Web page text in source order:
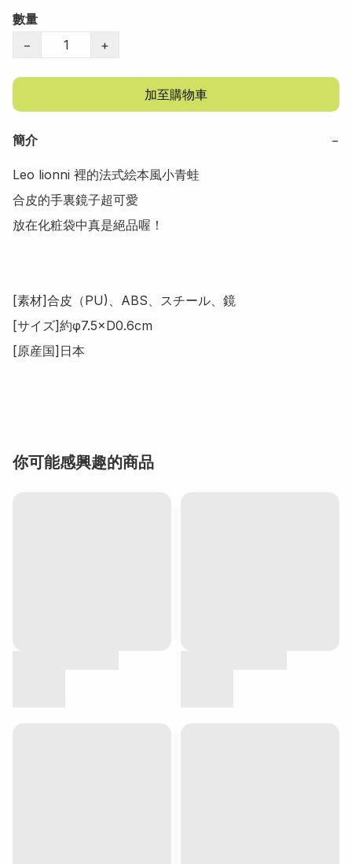
數量
−
+
加至購物車
簡介 −
Leo lionni 裡的法式絵本風小青蛙
合皮的手裏鏡子超可愛
放在化粧袋中真是絕品喔！
[素材]合皮（PU)、ABS、スチール、鏡
[サイズ]約φ7.5×D0.6cm
[原産国]日本
你可能感興趣的商品